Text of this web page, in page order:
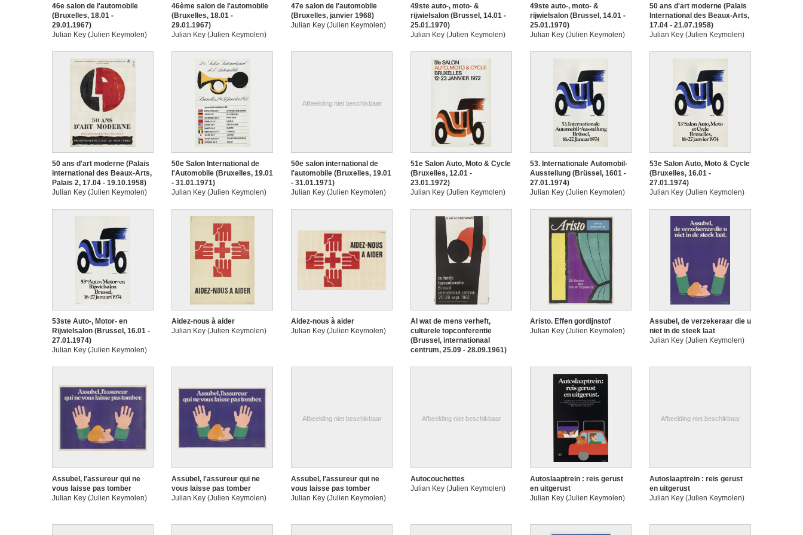
46e salon de l'automobile
(Bruxelles, 18.01 -
29.01.1967)
Julian Key (Julien Keymolen)
46ème salon de l'automobile
(Bruxelles, 18.01 -
29.01.1967)
Julian Key (Julien Keymolen)
47e salon de l'automobile
(Bruxelles, janvier 1968)
Julian Key (Julien Keymolen)
49ste auto-, moto- &
rijwielsalon (Brussel, 14.01 -
25.01.1970)
Julian Key (Julien Keymolen)
49ste auto-, moto- &
rijwielsalon (Brussel, 14.01 -
25.01.1970)
Julian Key (Julien Keymolen)
50 ans d'art moderne (Palais
International des Beaux-Arts,
17.04 - 21.07.1958)
Julian Key (Julien Keymolen)
50 ans d'art moderne (Palais
international des Beaux-Arts,
Palais 2, 17.04 - 19.10.1958)
Julian Key (Julien Keymolen)
50e Salon International de
l'Automobile (Bruxelles, 19.01
- 31.01.1971)
Julian Key (Julien Keymolen)
Afbeelding niet beschikbaar
50e salon international de
l'automobile (Bruxelles, 19.01
- 31.01.1971)
Julian Key (Julien Keymolen)
51e Salon Auto, Moto & Cycle
(Bruxelles, 12.01 -
23.01.1972)
Julian Key (Julien Keymolen)
53. Internationale Automobil-
Ausstellung (Brüssel, 1601 -
27.01.1974)
Julian Key (Julien Keymolen)
53e Salon Auto, Moto & Cycle
(Bruxelles, 16.01 -
27.01.1974)
Julian Key (Julien Keymolen)
53ste Auto-, Motor- en
Rijwielsalon (Brussel, 16.01 -
27.01.1974)
Julian Key (Julien Keymolen)
Aidez-nous à aider
Julian Key (Julien Keymolen)
Aidez-nous à aider
Julian Key (Julien Keymolen)
Al wat de mens verheft,
culturele topconferentie
(Brussel, internationaal
centrum, 25.09 - 28.09.1961)
Aristo. Effen gordijnstof
Julian Key (Julien Keymolen)
Assubel, de verzekeraar die u
niet in de steek laat
Julian Key (Julien Keymolen)
Assubel, l'assureur qui ne
vous laisse pas tomber
Julian Key (Julien Keymolen)
Assubel, l'assureur qui ne
vous laisse pas tomber
Julian Key (Julien Keymolen)
Afbeelding niet beschikbaar
Assubel, l'assureur qui ne
vous laisse pas tomber
Julian Key (Julien Keymolen)
Afbeelding niet beschikbaar
Autocouchettes
Julian Key (Julien Keymolen)
Autoslaaptrein : reis gerust
en uitgerust
Julian Key (Julien Keymolen)
Afbeelding niet beschikbaar
Autoslaaptrein : reis gerust
en uitgerust
Julian Key (Julien Keymolen)